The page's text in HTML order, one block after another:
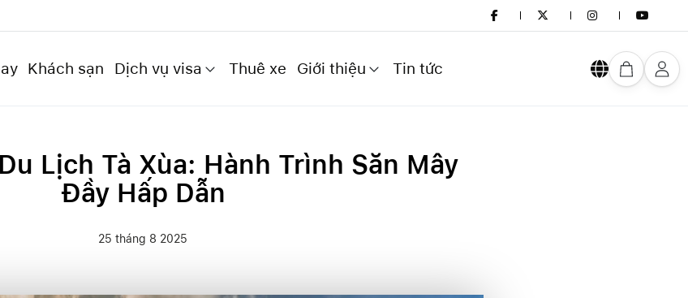
Khách sạn Dịch vụ visa Thuê xe Giới thiệu Tin tức
Lịch Tà Xùa: Hành Trình Săn Mây
Đầy Hấp Dẫn
25 tháng 8 2025